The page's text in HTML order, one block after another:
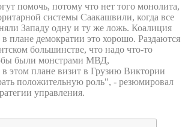
помочь, потому что нет того монолита,
системы Саакашвили, когда все
Западу одну и ту же ложь. Коалиция
плане демократии это хорошо. Раздаются
большинстве, что надо что-то
были монстрами МВД,
в этом плане визит в Грузию Виктории
положительную роль", - резюмировал
управления.